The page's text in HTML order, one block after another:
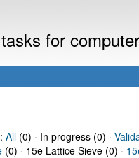
for
All(0) · In progress (0) ·
(0) · 15e Lattice Sieve (0) ·